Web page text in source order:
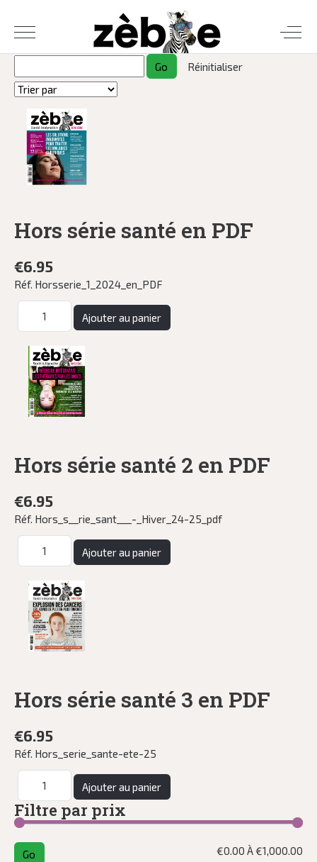
Hors série santé en PDF
€6.95
Réf. Horsserie_1_2024_en_PDF
Hors série santé 2 en PDF
€6.95
Réf. Hors_s__rie_sant___-_Hiver_24-25_pdf
Hors série santé 3 en PDF
€6.95
Réf. Hors_serie_sante-ete-25
Filtre par prix
€0.00 À €1,000.00